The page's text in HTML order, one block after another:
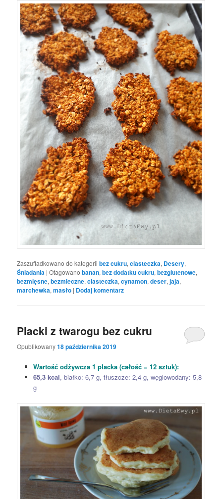
Zaszufladkowano do kategorii bez cukru,ciasteczka, Desery,
Śniadania |Otagowano banan,bez dodatku cukru,bezglutenowe,
bezmięsne,bezmleczne,ciasteczka,cynamon,deser,jaja,
marchewka,masło | Dodaj komentarz
Placki z twarogu bez cukru
Opublikowany18 października 2019
Wartość odżywcza 1 placka (całość = 12 sztuk):
65,3 kcal, białko: 6,7 g, tłuszcze: 2,4 g, węglowodany: 5,8
g